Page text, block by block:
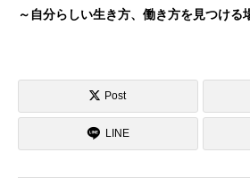
～自分らしい生き方、働き方を見つける
Post
LINE